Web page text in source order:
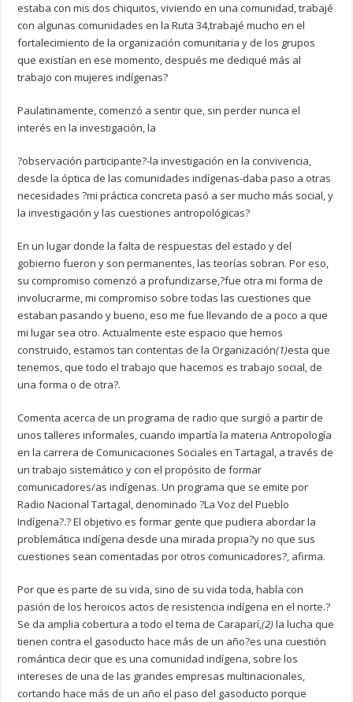
estaba con mis dos chiquitos, viviendo en una comunidad, trabajé
con algunas comunidades en la Ruta 34,trabajé mucho en el
fortalecimiento de la organización comunitaria y de los grupos
que existían en ese momento, después me dediqué más al
trabajo con mujeres indígenas?
Paulatinamente, comenzó a sentir que, sin perder nunca el
interés en la investigación, la
?observación participante?-la investigación en la convivencia,
desde la óptica de las comunidades indígenas-daba paso a otras
necesidades ?mi práctica concreta pasó a ser mucho más social, y
la investigación y las cuestiones antropológicas?
En un lugar donde la falta de respuestas del estado y del
gobierno fueron y son permanentes, las teorías sobran. Por eso,
su compromiso comenzó a profundizarse,?fue otra mi forma de
involucrarme, mi compromiso sobre todas las cuestiones que
estaban pasando y bueno, eso me fue llevando de a poco a que
mi lugar sea otro. Actualmente este espacio que hemos
construido, estamos tan contentas de la Organización(1)esta que
tenemos, que todo el trabajo que hacemos es trabajo social, de
una forma o de otra?.
Comenta acerca de un programa de radio que surgió a partir de
unos talleres informales, cuando impartía la materia Antropología
en la carrera de Comunicaciones Sociales en Tartagal, a través de
un trabajo sistemático y con el propósito de formar
comunicadores/as indígenas. Un programa que se emite por
Radio Nacional Tartagal, denominado ?La Voz del Pueblo
Indígena?.? El objetivo es formar gente que pudiera abordar la
problemática indígena desde una mirada propia?y no que sus
cuestiones sean comentadas por otros comunicadores?, afirma.
Por que es parte de su vida, sino de su vida toda, habla con
pasión de los heroicos actos de resistencia indígena en el norte.?
Se da amplia cobertura a todo el tema de Caraparí,(2)la lucha que
tienen contra el gasoducto hace más de un año?es una cuestión
romántica decir que es una comunidad indígena, sobre los
intereses de una de las grandes empresas multinacionales,
cortando hace más de un año el paso del gasoducto porque